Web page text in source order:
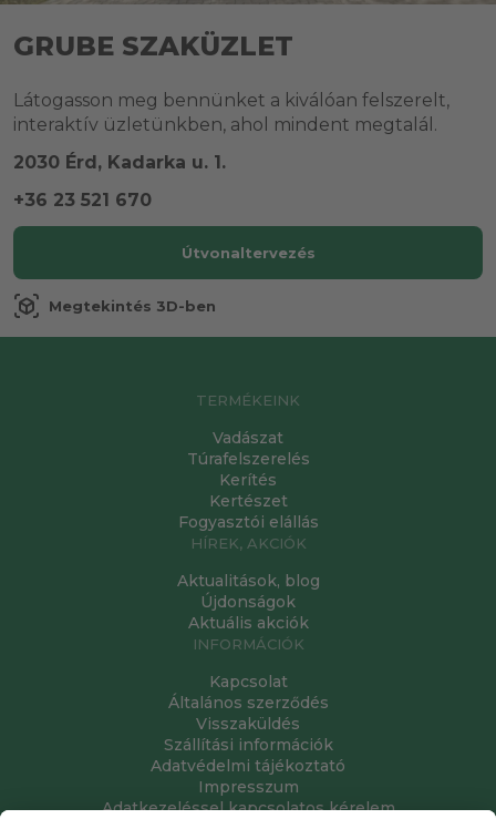
GRUBE SZAKÜZLET
Látogasson meg bennünket a kiválóan felszerelt,
interaktív üzletünkben, ahol mindent megtalál.
2030 Érd, Kadarka u. 1.
+36 23 521 670
Útvonaltervezés
view_in_ar Megtekintés 3D-ben
TERMÉKEINK
Vadászat
Túrafelszerelés
Kerítés
Kertészet
Fogyasztói elállás
HÍREK, AKCIÓK
Aktualitások, blog
Újdonságok
Aktuális akciók
INFORMÁCIÓK
Kapcsolat
Általános szerződés
Visszaküldés
Szállítási információk
Adatvédelmi tájékoztató
Impresszum
Adatkezeléssel kapcsolatos kérelem